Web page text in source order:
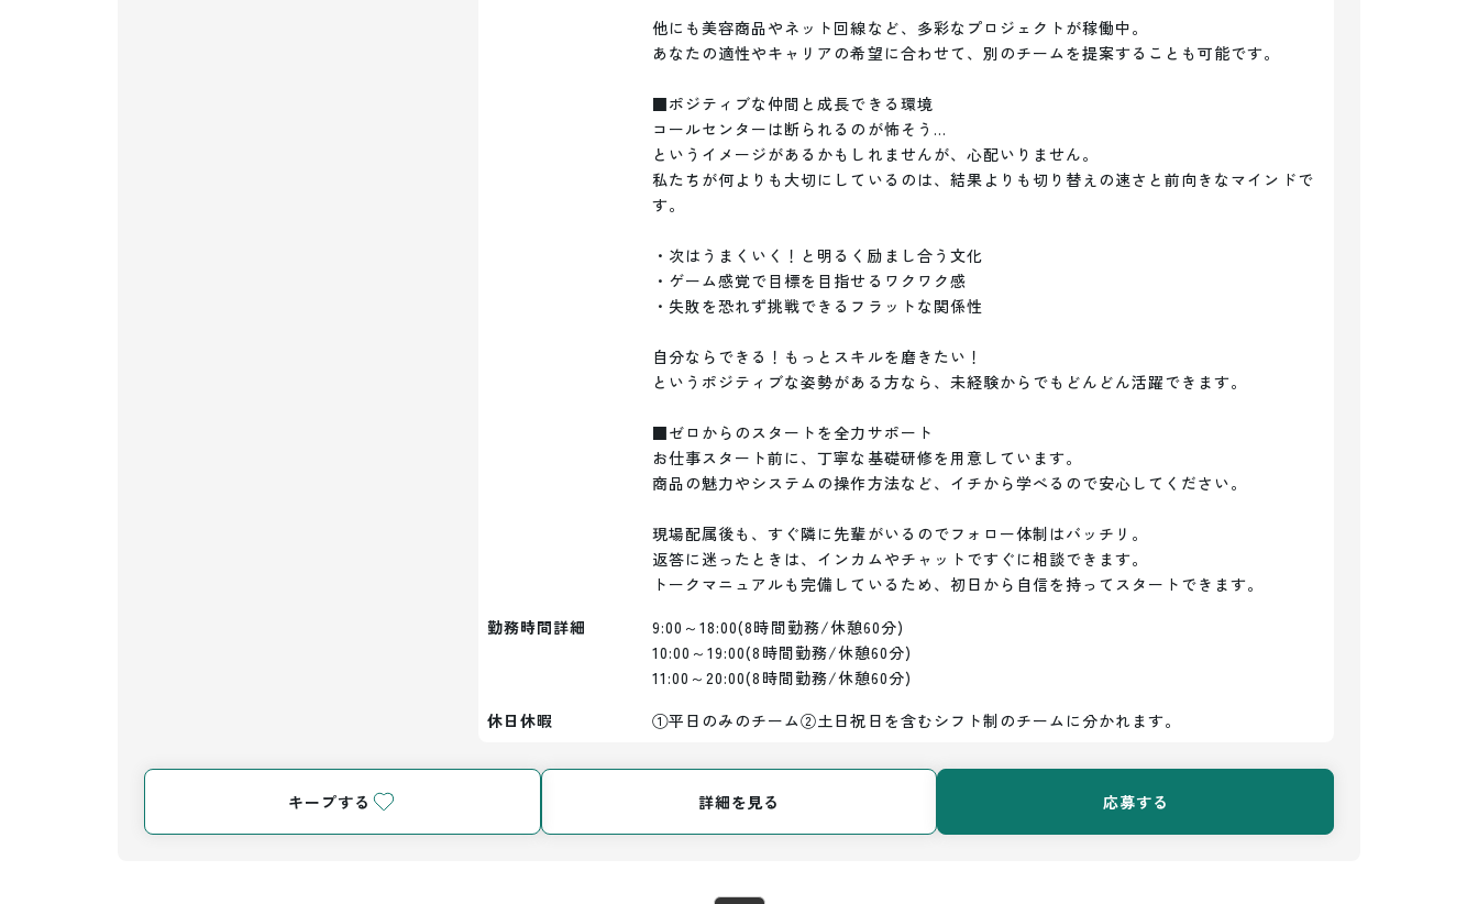
他にも美容商品やネット回線など、多彩なプロジェクトが稼働中。
あなたの適性やキャリアの希望に合わせて、別のチームを提案することも可能です。
■ポジティブな仲間と成長できる環境
コールセンターは断られるのが怖そう…
というイメージがあるかもしれませんが、心配いりません。
私たちが何よりも大切にしているのは、結果よりも切り替えの速さと前向きなマインドで
す。
・次はうまくいく！と明るく励まし合う文化
・ゲーム感覚で目標を目指せるワクワク感
・失敗を恐れず挑戦できるフラットな関係性
自分ならできる！もっとスキルを磨きたい！
というポジティブな姿勢がある方なら、未経験からでもどんどん活躍できます。
■ゼロからのスタートを全力サポート
お仕事スタート前に、丁寧な基礎研修を用意しています。
商品の魅力やシステムの操作方法など、イチから学べるので安心してください。
現場配属後も、すぐ隣に先輩がいるのでフォロー体制はバッチリ。
返答に迷ったときは、インカムやチャットですぐに相談できます。
トークマニュアルも完備しているため、初日から自信を持ってスタートできます。
勤務時間詳細
9:00～18:00(8時間勤務/休憩60分)
10:00～19:00(8時間勤務/休憩60分)
11:00～20:00(8時間勤務/休憩60分)
休日休暇
①平日のみのチーム②土日祝日を含むシフト制のチームに分かれます。
キープする 詳細を見る 応募する